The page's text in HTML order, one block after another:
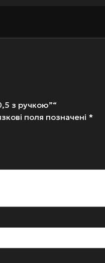
з ручкою”“
поля позначені *